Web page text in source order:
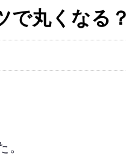
で丸くなる？